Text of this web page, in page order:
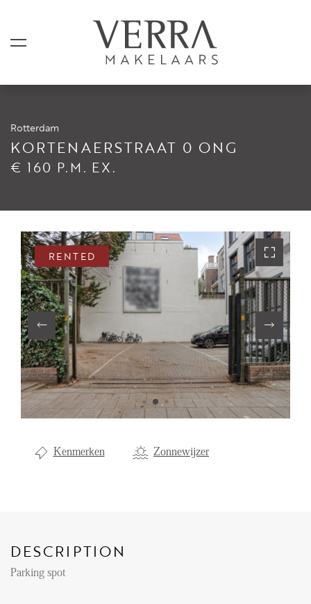
Rotterdam
KORTENAERSTRAAT 0 ONG
€ 160 P.M. EX.
RENTED
Kenmerken Zonnewijzer
DESCRIPTION
Parking spot
LISTINGS
Shortstay
Sold
Rented
SERVICES
Renting
Buying
Property Management
Letting
ABOUT US